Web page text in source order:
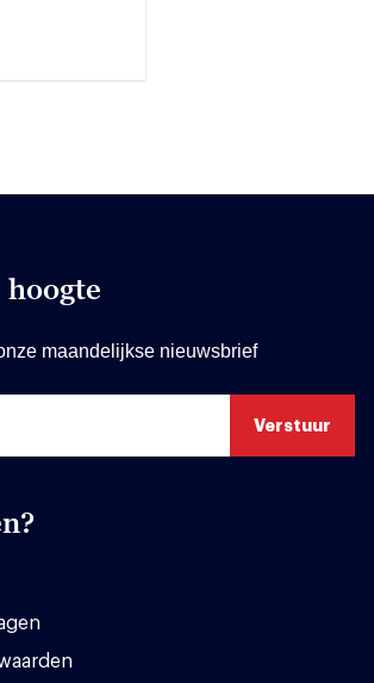
maandelijkse nieuwsbrief